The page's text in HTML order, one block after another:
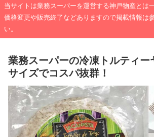
当サイトは業務スーパーを運営する神戸物産とは
価格変更や販売終了などありますので掲載情報は
い。
業務スーパーの冷凍トルティー
サイズでコスパ抜群！